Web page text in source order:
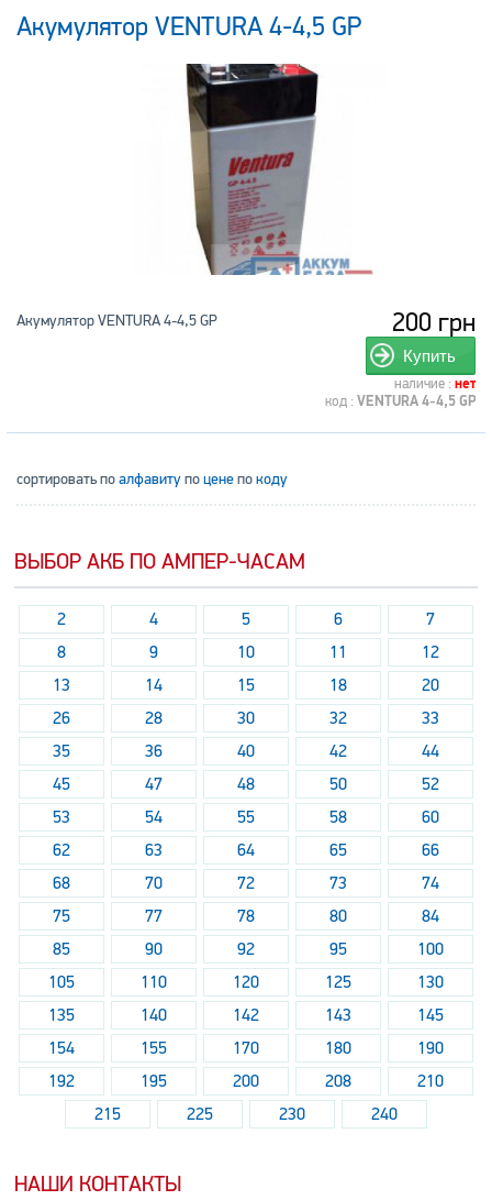
Акумулятор VENTURA 4-4,5 GP
200 грн
Купить
наличие : нет
код : VENTURA 4-4,5 GP
Акумулятор VENTURA 4-4,5 GP
сортировать поалфавитупоценепокоду
ВЫБОР АКБ ПО АМПЕР-ЧАСАМ
2 4 5 6
7
8
9 10 11
12
13
14 15 18
20
26
28 30 32
33
35
36 40 42
44
45
47 48 50
52
53
54 55 58
60
62
63 64 65
66
68
70 72 73
74
75
77 78 80
84
85
90 92 95
100
105
110 120 125
130
135
140 142 143
145
154
155 170 180
190
192
195 200 208
210
215
225 230 240
НАШИ КОНТАКТЫ